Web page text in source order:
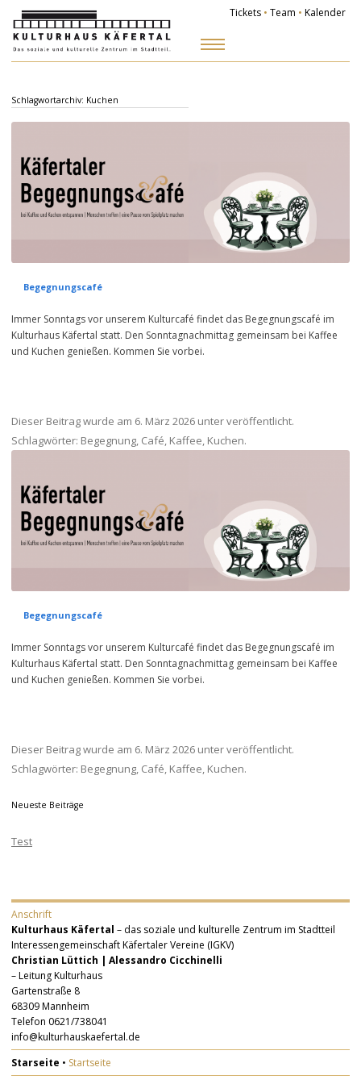
Tickets • Team • Kalender
Schlagwortarchiv: Kuchen
Begegnungscafé
Immer Sonntags vor unserem Kulturcafé findet das Begegnungscafé im
Kulturhaus Käfertal statt. Den Sonntagnachmittag gemeinsam bei Kaffee
und Kuchen genießen. Kommen Sie vorbei.
Dieser Beitrag wurde am 6. März 2026 unter veröffentlicht.
Schlagwörter: Begegnung, Café, Kaffee, Kuchen.
Begegnungscafé
Immer Sonntags vor unserem Kulturcafé findet das Begegnungscafé im
Kulturhaus Käfertal statt. Den Sonntagnachmittag gemeinsam bei Kaffee
und Kuchen genießen. Kommen Sie vorbei.
Dieser Beitrag wurde am 6. März 2026 unter veröffentlicht.
Schlagwörter: Begegnung, Café, Kaffee, Kuchen.
Neueste Beiträge
Test
Anschrift
Kulturhaus Käfertal – das soziale und kulturelle Zentrum im Stadtteil
Interessengemeinschaft Käfertaler Vereine (IGKV)
Christian Lüttich | Alessandro Cicchinelli
– Leitung Kulturhaus
Gartenstraße 8
68309 Mannheim
Telefon 0621/738041
info@kulturhauskaefertal.de
Starseite • Startseite